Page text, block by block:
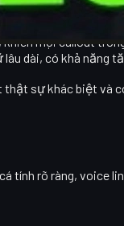
tạo ấn tượng
đối rõ ràng, ít rối
khiến mọi callout
dài, có khả năng
sự khác biệt và
tính rõ ràng, voice